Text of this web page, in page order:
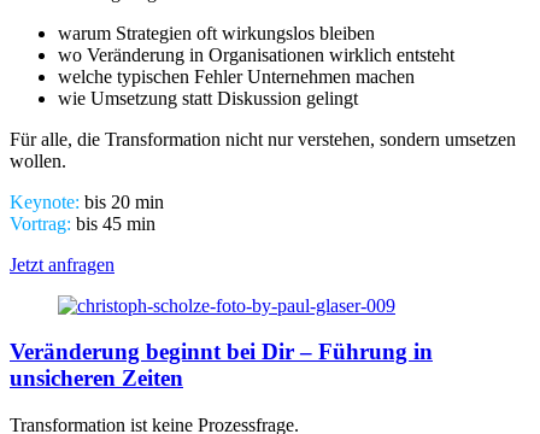
warum Strategien oft wirkungslos bleiben
wo Veränderung in Organisationen wirklich entsteht
welche typischen Fehler Unternehmen machen
wie Umsetzung statt Diskussion gelingt
Für alle, die Transformation nicht nur verstehen, sondern umsetzen
wollen.
Keynote: bis 20 min
Vortrag: bis 45 min
Jetzt anfragen
Veränderung beginnt bei Dir – Führung in
unsicheren Zeiten
Transformation ist keine Prozessfrage.